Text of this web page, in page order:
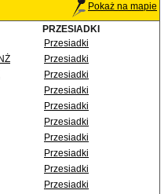
Pokaż na mapie
PRZESIADKI
Przesiadki
Przesiadki
Przesiadki
Przesiadki
Przesiadki
Przesiadki
Przesiadki
Przesiadki
Przesiadki
Przesiadki